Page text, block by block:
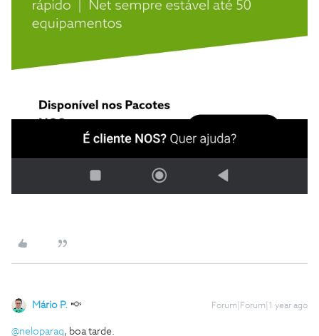
Mário P. Forum|Forum|1 year ago
@neloparaq, boa tarde.